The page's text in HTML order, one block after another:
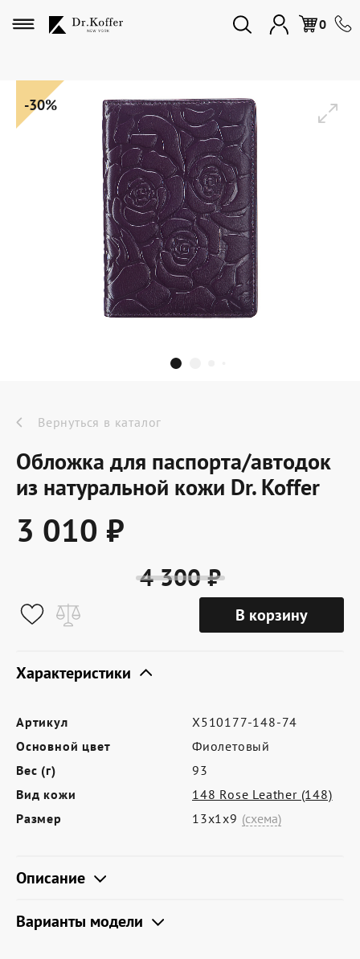
0
Избранное
Дорожная коллекция
Мужская коллекция
Женская коллекция
Подарки и сувениры
Подарочные карты
Dr.Koffer Outlet
Новинки
Акции
О компании
Условия доставки
Где купить
Партнерам
Контакты
Программа лояльности
данных
-30%
Вернуться в каталог
Обложка для паспорта/автодок
из натуральной кожи Dr. Koffer
3 010 ₽
4 300 ₽
В корзину
Характеристики
Артикул
X510177-148-74
Основной цвет
Фиолетовый
Вес (г)
93
Вид кожи
148 Rose Leather (148)
Размер
13х1х9 (схема)
Описание
Варианты модели